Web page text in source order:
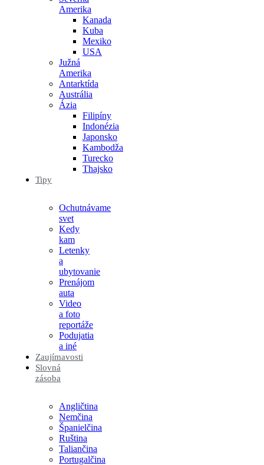
Amerika
Kanada
Kuba
Mexiko
USA
Južná
Amerika
Antarktída
Austrália
Ázia
Filipíny
Indonézia
Japonsko
Kambodža
Turecko
Thajsko
Tipy
Ochutnávame
svet
Kedy
kam
Letenky
a
ubytovanie
Prenájom
auta
Video
a foto
reportáže
Podujatia
a iné
Zaujímavosti
Slovná
zásoba
Angličtina
Nemčina
Španielčina
Ruština
Taliančina
Portugalčina